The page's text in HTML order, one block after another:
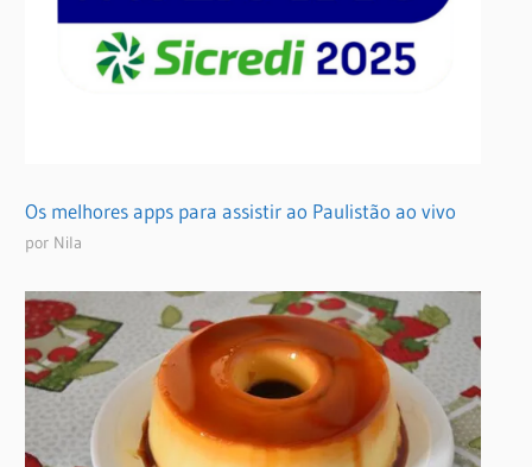
Os melhores apps para assistir ao Paulistão ao vivo
por Nila